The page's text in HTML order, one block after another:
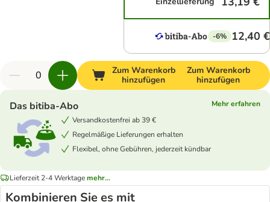
-6% 12,40 €
Zum Warenkorb
hinzufügen
Zum Warenkorb
hinzufügen
Das bitiba-Abo
Mehr erfahren
Versandkostenfrei ab 39 €
Regelmäßige Lieferungen erhalten
Flexibel, ohne Gebühren, jederzeit kündbar
Lieferzeit 2-4 Werktagemehr...
Kombinieren Sie es mit